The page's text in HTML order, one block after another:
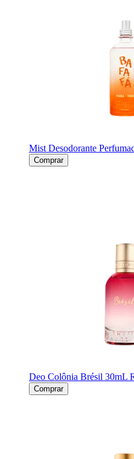
Mist Desodorante
Comprar
Deo Colônia Brésil 30mL
Comprar